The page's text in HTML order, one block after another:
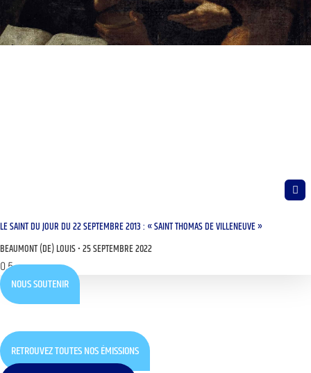
LE SAINT DU JOUR DU 22 SEPTEMBRE 2013 : « SAINT THOMAS DE VILLENEUVE »
BEAUMONT (DE) LOUIS 25 SEPTEMBRE 2022
NOUS SOUTENIR
RETROUVEZ TOUTES NOS ÉMISSIONS